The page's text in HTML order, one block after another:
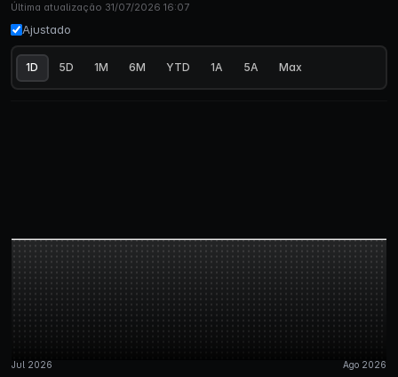
Última atualização 31/07/2026 16:07
Ajustado
1D 5D 1M 6M YTD 1A 5A Max